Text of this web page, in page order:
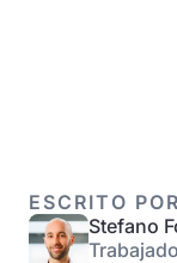
ESCRITO POR
Stefano